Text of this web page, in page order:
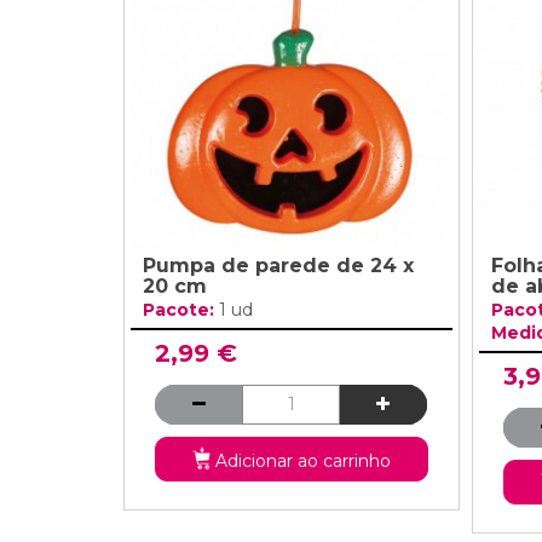
Decoração
Grinaldas
Pumpa de parede de 24 x
20 cm
Pacote: 1 ud
2,99 €
Adicionar ao carrinho
de